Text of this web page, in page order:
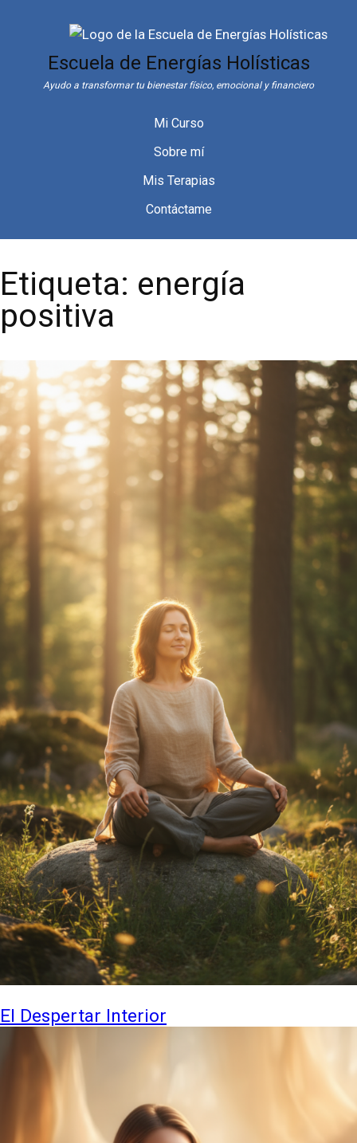
Escuela de Energías Holísticas
Ayudo a transformar tu bienestar físico, emocional y financiero
Mi Curso
Sobre mí
Mis Terapias
Contáctame
Etiqueta: energía
positiva
El Despertar Interior